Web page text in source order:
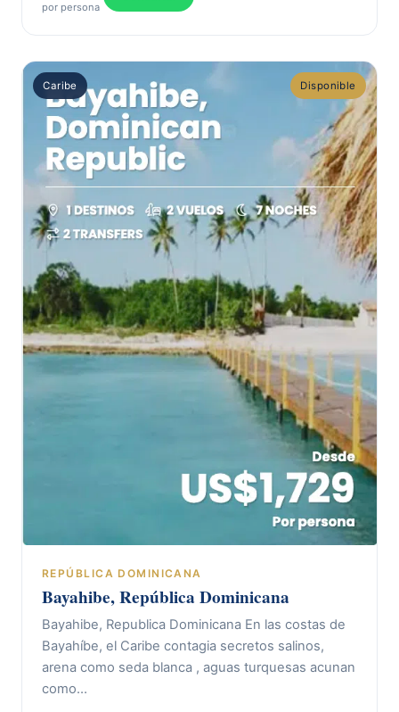
por persona
Caribe Disponible
REPÚBLICA DOMINICANA
Bayahibe, República Dominicana
Bayahibe, Republica Dominicana En las costas de
Bayahíbe, el Caribe contagia secretos salinos,
arena como seda blanca , aguas turquesas acunan
como…